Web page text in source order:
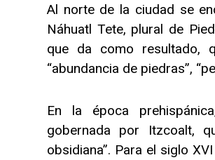
Al norte de la ciudad se
Náhuatl Tete, plural de
que da como resultado,
“abundancia de piedras”,
En la época
gobernada por Itzcoalt,
obsidiana”. Para el siglo